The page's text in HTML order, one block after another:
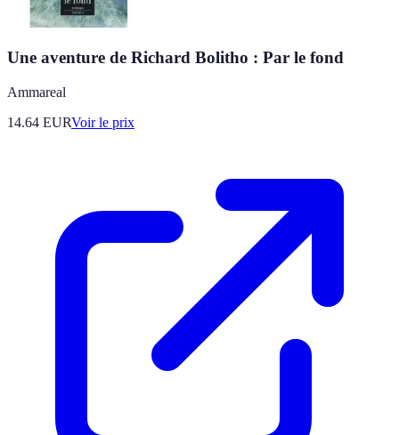
Une aventure de Richard Bolitho : Par le fond
Ammareal
14.64 EURVoir le prix